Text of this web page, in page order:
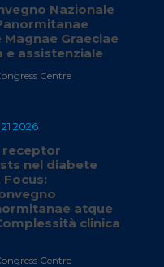
Nazionale
Magnae Graeciae
e assistenziale
Centre
2026
receptor
nel diabete
atque
clinica
Centre